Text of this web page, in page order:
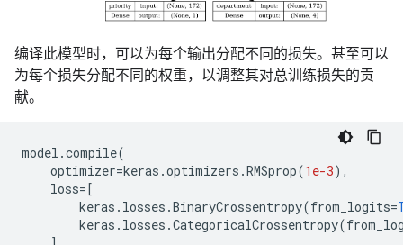
编译此模型时，可以为每个输出分配不同的损失。甚至可以
为每个损失分配不同的权重，以调整其对总训练损失的贡
献。
model .compile(
optimizer=keras .optimizers .RMSprop(1e-3),
loss=[
keras . losses .BinaryCrossentropy(from_logits=
keras . losses .CategoricalCrossentropy(